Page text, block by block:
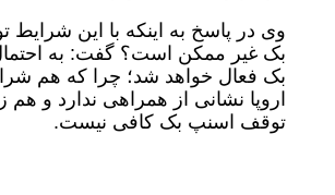
وی در پاسخ به اینکه با این
بک غیر ممکن است؟ گفت: به
بک فعال خواهد شد؛ چرا که هم
اروپا نشانی از همراهی ندارد و هم
توقف اسنپ بک کافی نیست.